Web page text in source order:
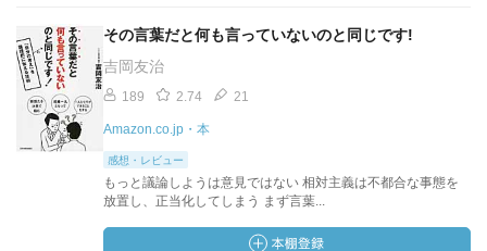
その言葉だと何も言っていないのと同じです!
吉岡友治
189 2.74 21
Amazon.co.jp・本
感想・レビュー
もっと議論しようは意見ではない 相対主義は不都合な事態を
放置し、正当化してしまう まず言葉...